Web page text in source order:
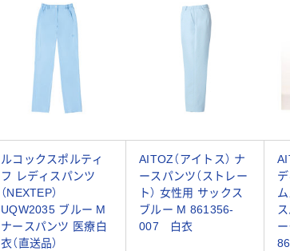
ルコックスポルティ
フ レディスパンツ
（NEXTEP）
UQW2035 ブルー M
ナースパンツ 医療白
衣（直送品）
AITOZ（アイトス） ナ
ースパンツ（ストレー
ト） 女性用 サックス
ブルー M 861356-
007 白衣